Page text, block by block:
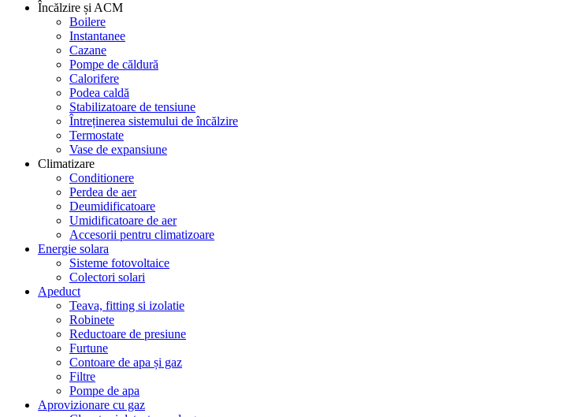
Încălzire și ACM
Boilere
Instantanee
Cazane
Pompe de căldură
Calorifere
Podea caldă
Stabilizatoare de tensiune
Întreținerea sistemului de încălzire
Termostate
Vase de expansiune
Climatizare
Conditionere
Perdea de aer
Deumidificatoare
Umidificatoare de aer
Accesorii pentru climatizoare
Energie solara
Sisteme fotovoltaice
Colectori solari
Apeduct
Teava, fitting si izolatie
Robinete
Reductoare de presiune
Furtune
Contoare de apa și gaz
Filtre
Pompe de apa
Aprovizionare cu gaz